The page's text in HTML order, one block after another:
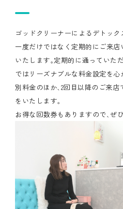
ゴッドクリーナーによるデトッ
一度だけではなく定期的にご来
いたします｡定期的に通っていた
ではリーズナブルな料金設定を
別料金のほか､2回目以降のご来店
をいたします｡
お得な回数券もありますので､ぜ